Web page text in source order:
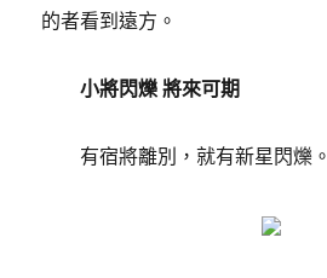
的者看到遠方。
小將閃爍 將來可期
有宿將離別，就有新星閃爍。